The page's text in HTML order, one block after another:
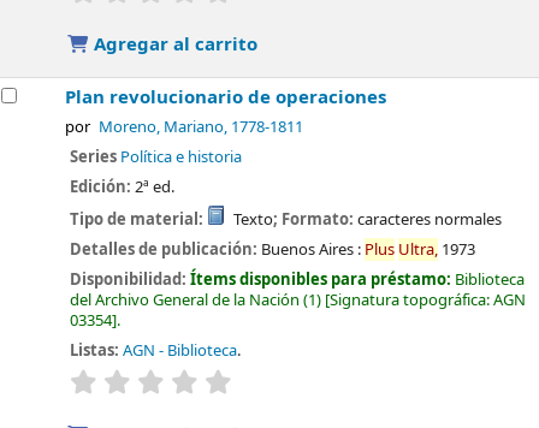
Agregar al carrito
Plan revolucionario de operaciones
por Moreno, Mariano, 1778-1811
Series Política e historia
Edición:2ª ed.
Tipo de material:
Texto; Formato: caracteres normales
Detalles de publicación: Buenos Aires : Plus Ultra, 1973
Disponibilidad:Ítems disponibles para préstamo: Biblioteca
del Archivo General de la Nación (1) Signatura topográfica:AGN
03354 .
Listas: AGN - Biblioteca.
valoración